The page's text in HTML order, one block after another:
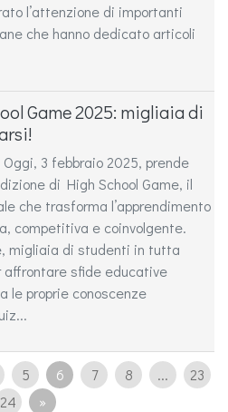
l’attenzione di importanti
che hanno dedicato articoli
Game 2025: migliaia di
3 febbraio 2025, prende
di High School Game, il
che trasforma l’apprendimento
competitiva e coinvolgente.
migliaia di studenti in tutta
sfide educative
le proprie conoscenze
5 6 7 8 ...
23
24
»